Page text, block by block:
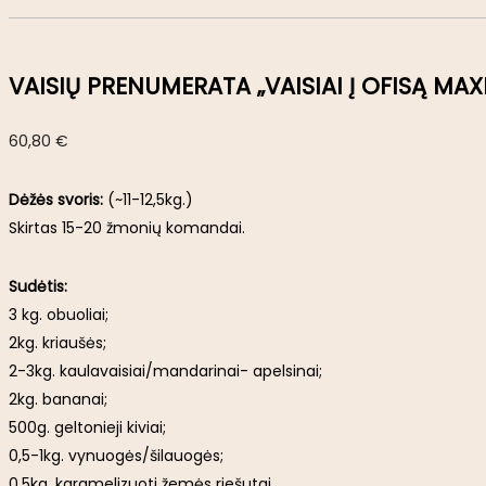
VAISIŲ PRENUMERATA „VAISIAI Į OFISĄ
60,80 €
Dėžės svoris: (~11-12,5kg.)
Skirtas 15-20 žmonių komandai.
Sudėtis:
3 kg. obuoliai;
2kg. kriaušės;
2-3kg. kaulavaisiai/mandarinai- apelsinai;
2kg. bananai;
500g. geltonieji kiviai;
0,5-1kg. vynuogės/šilauogės;